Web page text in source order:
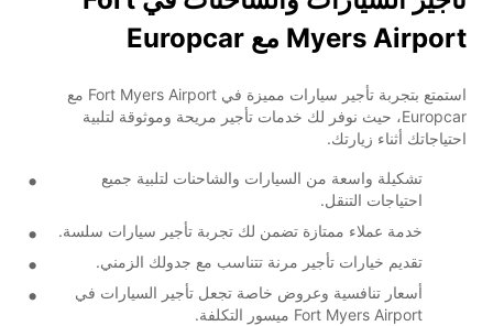
Myers Airport مع Europcar
استمتع بتجربة تأجير سيارات مميزة في Fort Myers Airport مع
Europcar، حيث نوفر لك خدمات تأجير مريحة وموثوقة لتلبية
احتياجاتك أثناء زيارتك.
تشكيلة واسعة من السيارات والشاحنات لتلبية جميع
احتياجات التنقل.
خدمة عملاء ممتازة تضمن لك تجربة تأجير سيارات سلسة.
تقديم خيارات تأجير مرنة تتناسب مع جدولك الزمني.
أسعار تنافسية وعروض خاصة تجعل تأجير السيارات في
Fort Myers Airport ميسور التكلفة.